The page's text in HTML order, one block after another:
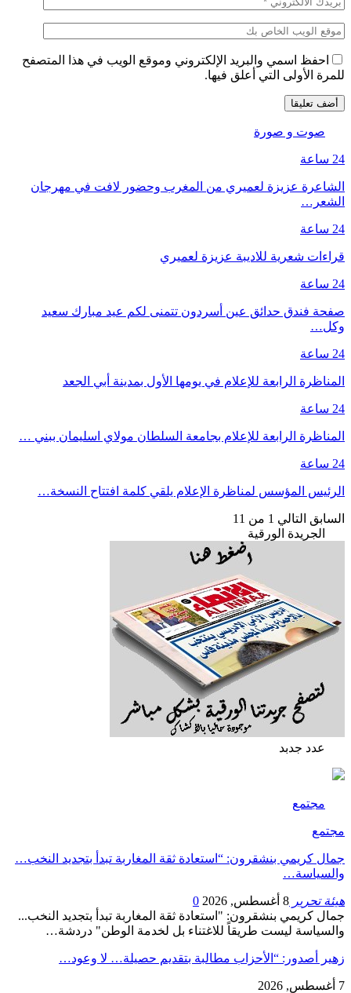
احفظ اسمي والبريد الإلكتروني وموقع الويب في هذا المتصفح
للمرة الأولى التي أعلق فيها.
صوت و صورة
24 ساعة
الشاعرة عزيزة لعميري من المغرب وحضور لافت في مهرجان
الشعر…
24 ساعة
قراءات شعرية للاديبة عزيزة لعميري
24 ساعة
صفحة فندق حدائق عين أسردون تتمنى لكم عيد مبارك سعيد
وكل…
24 ساعة
المناظرة الرابعة للإعلام في يومها الأول بمدينة أبي الجعد
24 ساعة
المناظرة الرابعة للإعلام بجامعة السلطان مولاي اسليمان ببني …
24 ساعة
الرئيس المؤسس لمناظرة الإعلام يلقي كلمة افتتاح النسخة…
السابق التالي 1 من 11
الجريدة الورقية
عدد جدبد
مجتمع
مجتمع
جمال كريمي بنشقرون: “استعادة ثقة المغاربة تبدأ بتجديد النخب…
والسياسة…
هيئة تحرير 8 أغسطس, 2026
0
جمال كريمي بنشقرون: "استعادة ثقة المغاربة تبدأ بتجديد النخب...
والسياسة ليست طريقاً للاغتناء بل لخدمة الوطن" دردشة…
زهير أصدور: “الأحزاب مطالبة بتقديم حصيلة… لا وعود…
7 أغسطس, 2026